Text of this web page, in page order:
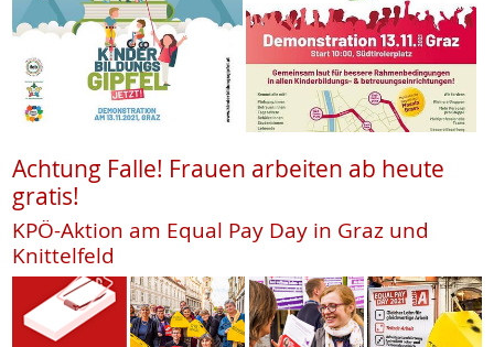
Achtung Falle! Frauen arbeiten ab heute
gratis!
KPÖ-Aktion am Equal Pay Day in Graz und
Knittelfeld